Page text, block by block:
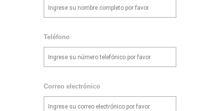
Teléfono
Correo electrónico